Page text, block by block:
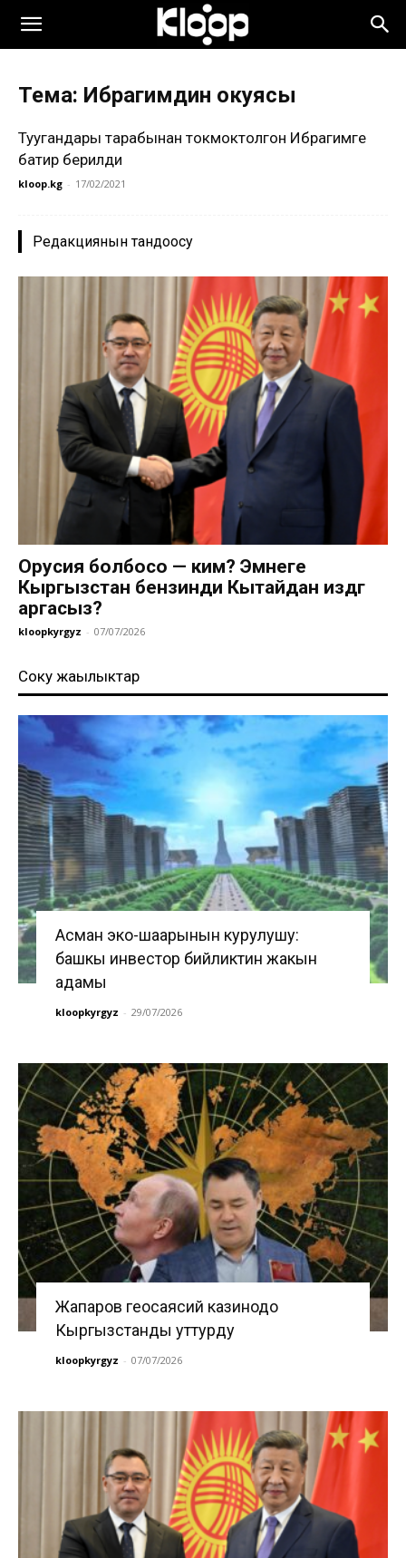
Тема: Ибрагимдин окуясы
Туугандары тарабынан токмоктолгон Ибрагимге
батир берилди
kloop.kg - 17/02/2021
Редакциянын тандоосу
Орусия болбосо — ким? Эмнеге
Кыргызстан бензинди Кытайдан издөөгө
аргасыз?
kloopkyrgyz - 07/07/2026
Соңку жаңылыктар
Асман эко-шаарынын курулушу:
башкы инвестор бийликтин жакын
адамы
kloopkyrgyz - 29/07/2026
Жапаров геосаясий казинодо
Кыргызстанды уттурду
kloopkyrgyz - 07/07/2026